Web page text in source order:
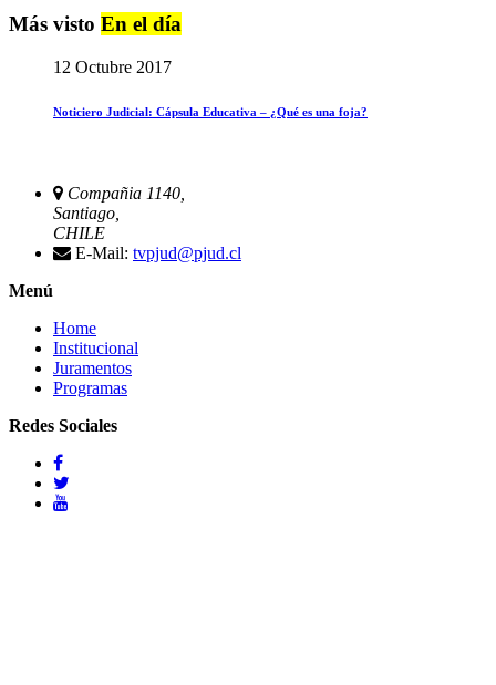
Más visto En el día
12 Octubre 2017
Noticiero Judicial: Cápsula Educativa – ¿Qué es una foja?
Compañia 1140,
Santiago,
CHILE
E-Mail: tvpjud@pjud.cl
Menú
Home
Institucional
Juramentos
Programas
Redes Sociales